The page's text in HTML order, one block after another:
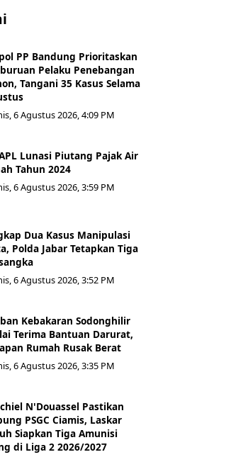
PP Bandung Prioritaskan
Pelaku Penebangan
Tangani 35 Kasus Selama
6 Agustus 2026, 4:09 PM
Lunasi Piutang Pajak Air
Tahun 2024
6 Agustus 2026, 3:59 PM
Dua Kasus Manipulasi
Polda Jabar Tetapkan Tiga
6 Agustus 2026, 3:52 PM
Kebakaran Sodonghilir
Terima Bantuan Darurat,
Rumah Rusak Berat
6 Agustus 2026, 3:35 PM
N'Douassel Pastikan
PSGC Ciamis, Laskar
Siapkan Tiga Amunisi
di Liga 2 2026/2027